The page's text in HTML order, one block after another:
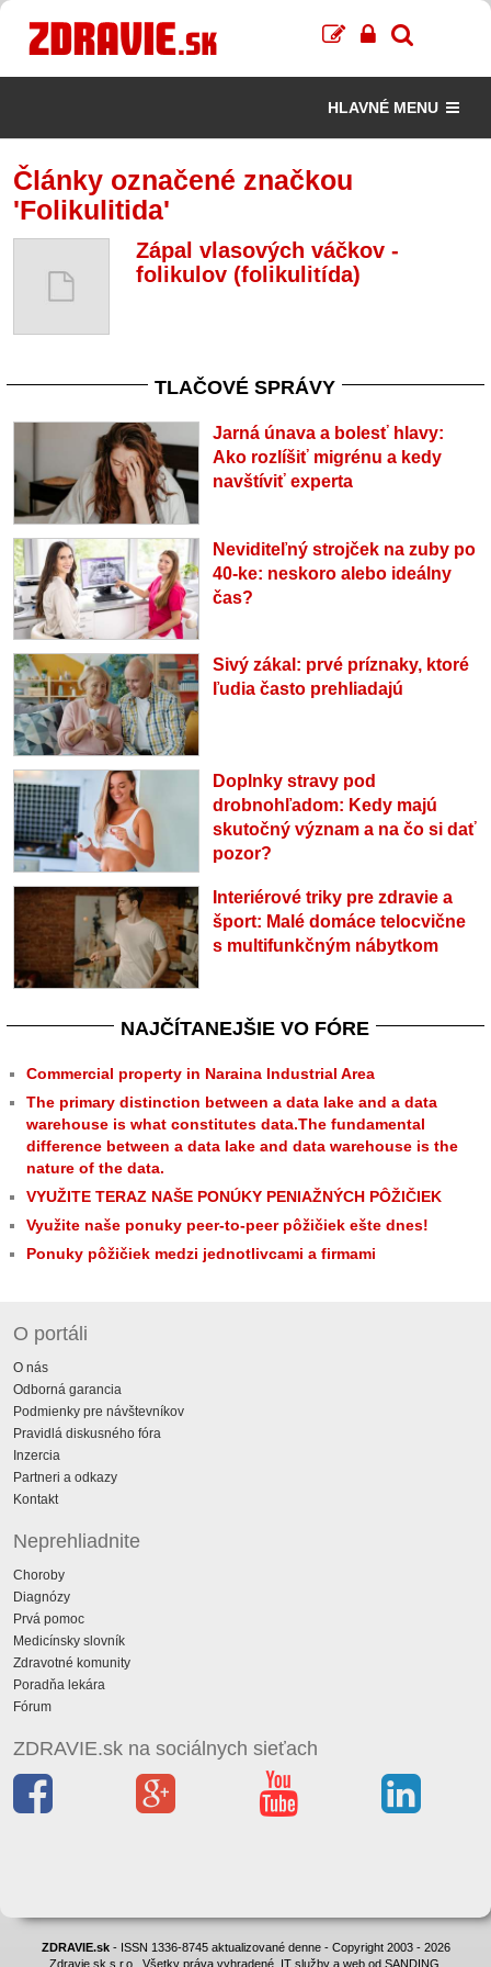
HLAVNÉ MENU
Články označené značkou
'Folikulitida'
Zápal vlasových váčkov -
folikulov (folikulitída)
TLAČOVÉ SPRÁVY
Jarná únava a bolesť hlavy:
Ako rozlíšiť migrénu a kedy
navštíviť experta
Neviditeľný strojček na zuby po
40-ke: neskoro alebo ideálny
čas?
Sivý zákal: prvé príznaky, ktoré
ľudia často prehliadajú
Doplnky stravy pod
drobnohľadom: Kedy majú
skutočný význam a na čo si dať
pozor?
Interiérové triky pre zdravie a
šport: Malé domáce telocvične
s multifunkčným nábytkom
NAJČÍTANEJŠIE VO FÓRE
Commercial property in Naraina Industrial Area
The primary distinction between a data lake and a data
warehouse is what constitutes data.The fundamental
difference between a data lake and data warehouse is the
nature of the data.
VYUŽITE TERAZ NAŠE PONÚKY PENIAŽNÝCH PÔŽIČIEK
Využite naše ponuky peer-to-peer pôžičiek ešte dnes!
Ponuky pôžičiek medzi jednotlivcami a firmami
O portáli
O nás
Odborná garancia
Podmienky pre návštevníkov
Pravidlá diskusného fóra
Inzercia
Partneri a odkazy
Kontakt
Neprehliadnite
Choroby
Diagnózy
Prvá pomoc
Medicínsky slovník
Zdravotné komunity
Poradňa lekára
Fórum
ZDRAVIE.sk na sociálnych sieťach
ZDRAVIE.sk- ISSN 1336-8745 aktualizované denne - Copyright 2003 - 2026
Zdravie.sk s.r.o., Všetky práva vyhradené. IT služby a web od SANDING.